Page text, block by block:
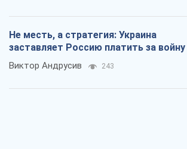
Не месть, а стратегия: Украина
заставляет Россию платить за войну
Виктор Андрусив 243